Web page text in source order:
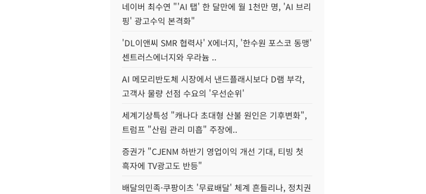
네이버 최수연 "'AI 탭' 한 달만에 월 1천만 명, 'AI 브리
핑' 광고수익 본격화"
'DL이앤씨 SMR 협력사' X에너지, '한수원 포스코 동맹'
센트러스에너지와 우라늄 ..
AI 메모리반도체 시장에서 낸드플래시보다 D램 부각,
고객사 물량 선점 수요의 '우선순위'
세계기상특성 "캐나다 초대형 산불 원인은 기후변화",
트럼프 "산림 관리 미흡" 주장에..
증권가 "CJENM 하반기 영업이익 개선 기대, 티빙 첫
흑자에 TV광고도 반등"
배달의민족·쿠팡이츠 '무료배달' 체계 흔들리나, 정치권